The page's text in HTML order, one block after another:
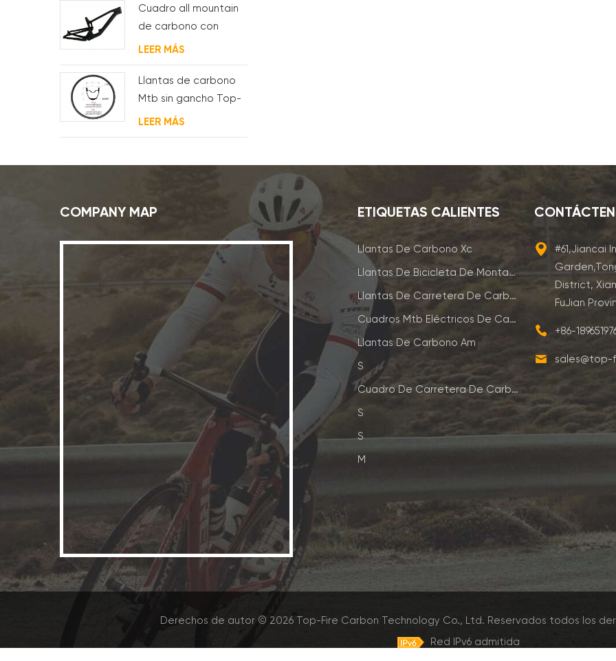
Cuadro all mountain
de carbono con
suspensión total 29er
LEER MÁS
Llantas de carbono
Mtb sin gancho Top-
Fire 27.5er 29er 27 mm
de ancho 25 mm de
LEER MÁS
COMPANY MAP ETIQUETAS CALIENTES
Llantas De Carbono Xc
Llantas De Bicicleta De Montaña De Carbono
Llantas De Carretera De Carbono
Cuadros Mtb Eléctricos De Carbono
Llantas De Carbono Am
S
Cuadro De Carretera De Carbono
S
S
M
#61,Jiancai
District,
FuJian
+86-
sales@top-
Derechos de autor © 2026 Top-Fire Carbon Technology Co., Ltd. Reservados todos los
Red IPv6 admitida